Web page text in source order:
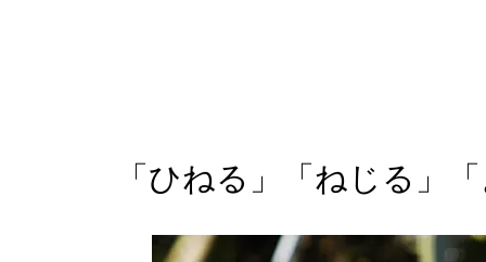
「ひねる」「ねじる」